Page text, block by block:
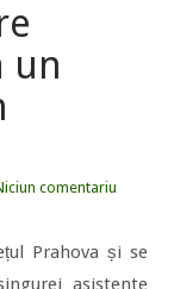
un
comentariu
Prahova și se
asistente